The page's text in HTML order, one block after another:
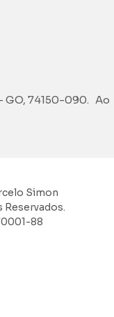
GO, 74150-090. Ao
Simon
88